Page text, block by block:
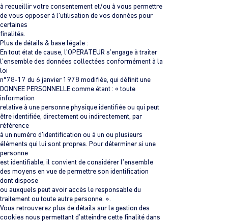
à recueillir votre consentement et/ou à vous permettre
de vous opposer à l’utilisation de vos données pour
certaines
finalités.
Plus de détails & base légale :
En tout état de cause, l’OPERATEUR s’engage à traiter
l’ensemble des données collectées conformément à la
loi
n°78-17 du 6 janvier 1978 modifiée, qui définit une
DONNEE PERSONNELLE comme étant : « toute
information
relative à une personne physique identifiée ou qui peut
être identifiée, directement ou indirectement, par
référence
à un numéro d’identification ou à un ou plusieurs
éléments qui lui sont propres. Pour déterminer si une
personne
est identifiable, il convient de considérer l’ensemble
des moyens en vue de permettre son identification
dont dispose
ou auxquels peut avoir accès le responsable du
traitement ou toute autre personne. ».
Vous retrouverez plus de détails sur la gestion des
cookies nous permettant d’atteindre cette finalité dans